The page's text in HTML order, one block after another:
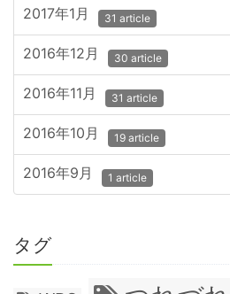
2017年1月 31 article
2016年12月 30 article
2016年11月 31 article
2016年10月 19 article
2016年9月 1 article
タグ